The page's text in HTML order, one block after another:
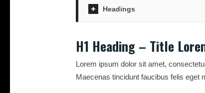
Headings
H1 Heading – Title
Lorem ipsum dolor sit amet,
Maecenas tincidunt faucibus felis eget